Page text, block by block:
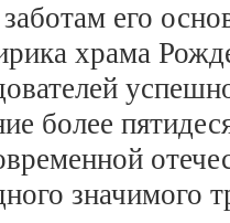
его
храма
более
значимого